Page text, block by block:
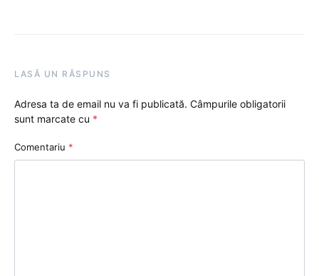
LASĂ UN RĂSPUNS
Adresa ta de email nu va fi publicată. Câmpurile obligatorii
sunt marcate cu *
Comentariu *